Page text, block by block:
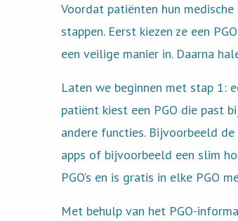
Voordat patiënten hun
stappen. Eerst kiezen ze een
een veilige manier in. Daarna
Laten we beginnen met stap 1:
patiënt kiest een PGO die past
andere functies. Bijvoorbeeld
apps of bijvoorbeeld een slim
PGO’s en is gratis in elke PGO
Met behulp van het PGO-